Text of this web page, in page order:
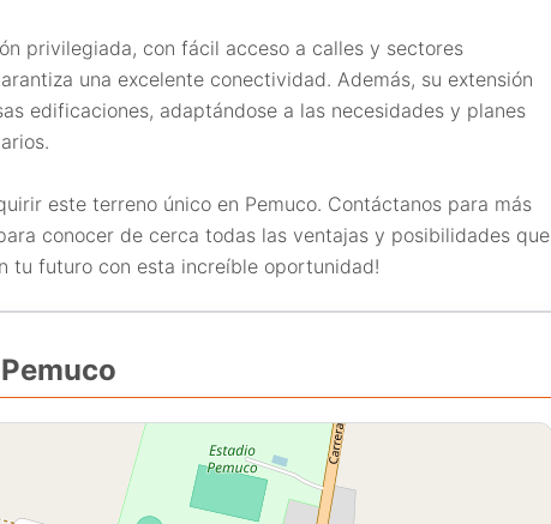
privilegiada, con fácil acceso a calles y sectores
una excelente conectividad. Además, su extensión
edificaciones, adaptándose a las necesidades y planes
este terreno único en Pemuco. Contáctanos para más
conocer de cerca todas las ventajas y posibilidades que
tu futuro con esta increíble oportunidad!